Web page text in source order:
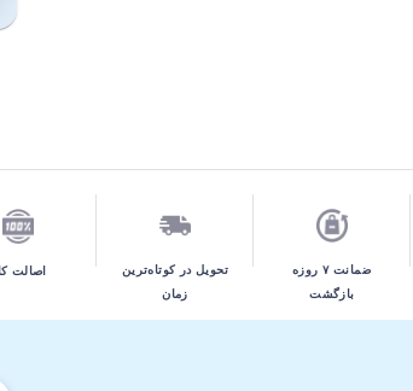
ضمانت ۷ روزه
بازگشت
تحویل در کوتاه‌ترین
زمان
اصالت